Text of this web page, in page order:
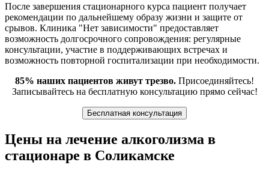
После завершения стационарного курса пациент получает
рекомендации по дальнейшему образу жизни и защите от
срывов. Клиника "Нет зависимости" предоставляет
возможность долгосрочного сопровождения: регулярные
консультации, участие в поддерживающих встречах и
возможность повторной госпитализации при необходимости.
85% наших пациентов живут трезво. Присоединяйтесь!
Записывайтесь на бесплатную консультацию прямо сейчас!
Бесплатная консультация
Цены на лечение алкоголизма в
стационаре в Соликамске